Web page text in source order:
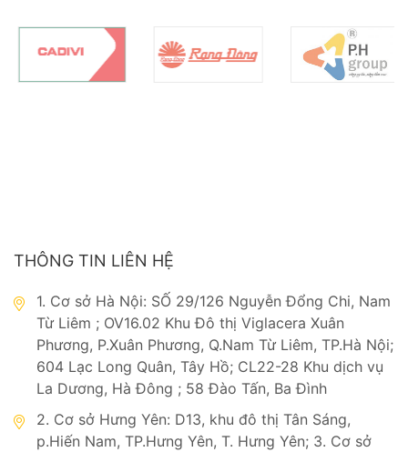
THÔNG TIN LIÊN HỆ
1. Cơ sở Hà Nội: SỐ 29/126 Nguyễn Đổng Chi, Nam
Từ Liêm ; OV16.02 Khu Đô thị Viglacera Xuân
Phương, P.Xuân Phương, Q.Nam Từ Liêm, TP.Hà Nội;
604 Lạc Long Quân, Tây Hồ; CL22-28 Khu dịch vụ
La Dương, Hà Đông ; 58 Đào Tấn, Ba Đình
2. Cơ sở Hưng Yên: D13, khu đô thị Tân Sáng,
p.Hiến Nam, TP.Hưng Yên, T. Hưng Yên; 3. Cơ sở